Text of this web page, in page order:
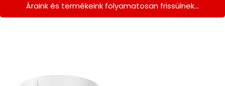
Áraink és termékeink folyamatosan frissülnek…